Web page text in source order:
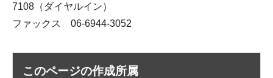
7108（ダイヤルイン）
ファックス 06-6944-3052
このページの作成所属